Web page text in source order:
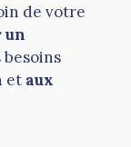
de votre
un
besoins
et aux